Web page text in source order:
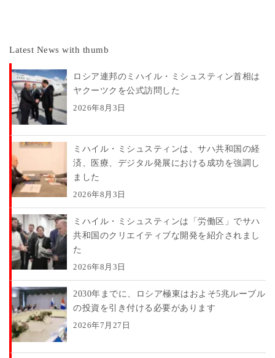
Latest News with thumb
ロシア連邦のミハイル・ミシュスティン首相は
ヤクーツクを公式訪問した
2026年8月3日
ミハイル・ミシュスティンは、サハ共和国の経
済、医療、デジタル発展における成功を強調し
ました
2026年8月3日
ミハイル・ミシュスティンは「労働区」でサハ
共和国のクリエイティブな開発を紹介されまし
た
2026年8月3日
2030年までに、ロシア極東はおよそ5兆ルーブル
の投資を引き付ける必要があります
2026年7月27日